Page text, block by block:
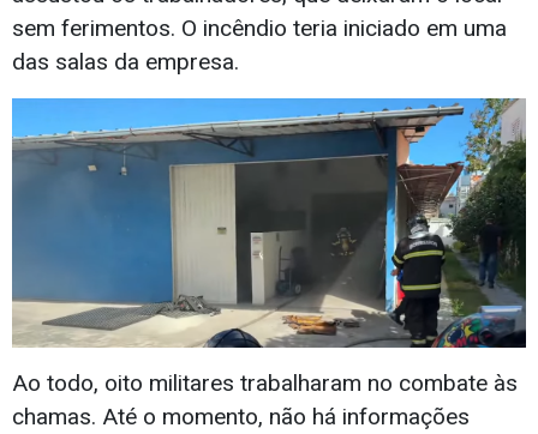
sem ferimentos. O incêndio teria iniciado em uma
das salas da empresa.
Ao todo, oito militares trabalharam no combate às
chamas. Até o momento, não há informações